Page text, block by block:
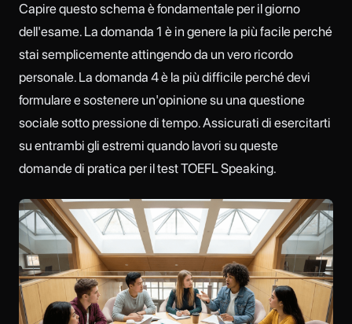
Capire questo schema è fondamentale per il giorno
dell'esame. La domanda 1 è in genere la più facile perché
stai semplicemente attingendo da un vero ricordo
personale. La domanda 4 è la più difficile perché devi
formulare e sostenere un'opinione su una questione
sociale sotto pressione di tempo. Assicurati di esercitarti
su entrambi gli estremi quando lavori su queste
domande di pratica per il test TOEFL Speaking.